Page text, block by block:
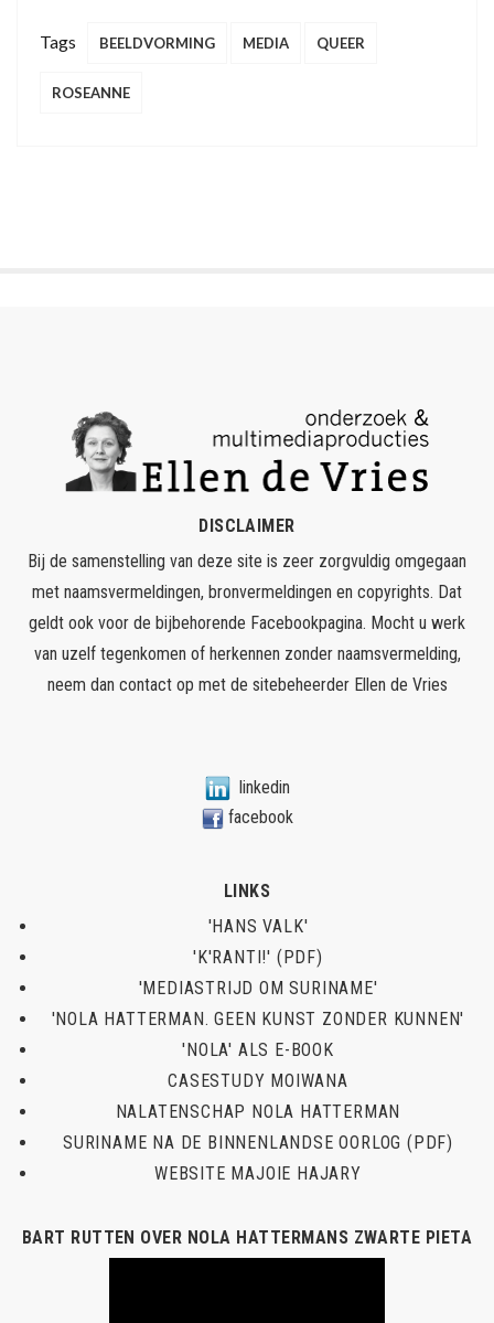
Tags BEELDVORMING MEDIA QUEER
ROSEANNE
DISCLAIMER
Bij de samenstelling van deze site is zeer zorgvuldig omgegaan
met naamsvermeldingen, bronvermeldingen en copyrights. Dat
geldt ook voor de bijbehorende Facebookpagina. Mocht u werk
van uzelf tegenkomen of herkennen zonder naamsvermelding,
neem dan contact op met de sitebeheerder Ellen de Vries
linkedin
facebook
LINKS
'HANS VALK'
'K'RANTI!' (PDF)
'MEDIASTRIJD OM SURINAME'
'NOLA HATTERMAN. GEEN KUNST ZONDER KUNNEN'
'NOLA' ALS E-BOOK
CASESTUDY MOIWANA
NALATENSCHAP NOLA HATTERMAN
SURINAME NA DE BINNENLANDSE OORLOG (PDF)
WEBSITE MAJOIE HAJARY
BART RUTTEN OVER NOLA HATTERMANS ZWARTE PIETA